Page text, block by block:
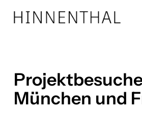
München und